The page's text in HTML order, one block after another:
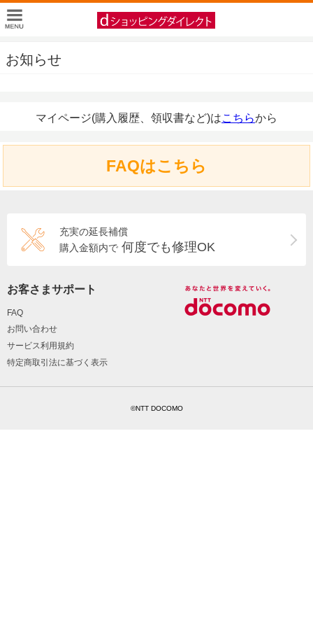
お知らせ
マイページ(購入履歴、領収書など)はこちらから
FAQはこちら
充実の延長補償
購入金額内で 何度でも修理OK
お客さまサポート
FAQ
お問い合わせ
サービス利用規約
特定商取引法に基づく表示
©NTT DOCOMO